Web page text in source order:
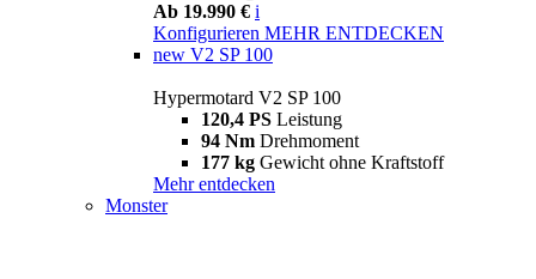
Ab 19.990 € i
Konfigurieren MEHR ENTDECKEN
new V2 SP 100
Hypermotard V2 SP 100
120,4 PS Leistung
94 Nm Drehmoment
177 kg Gewicht ohne Kraftstoff
Mehr entdecken
Monster